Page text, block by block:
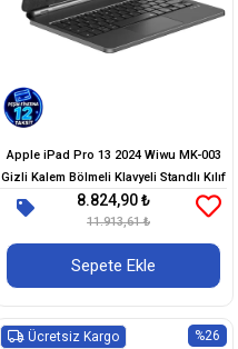
Apple iPad Pro 13 2024 Wiwu MK-003
Gizli Kalem Bölmeli Klavyeli Standlı Kılıf
8.824,90 ₺
11.913,61 ₺
Sepete Ekle
%26
Ücretsiz Kargo